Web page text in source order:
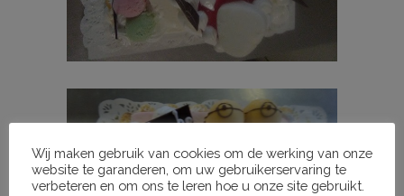
Wij maken gebruik van cookies om de werking van onze
website te garanderen, om uw gebruikerservaring te
verbeteren en om ons te leren hoe u onze site gebruikt.